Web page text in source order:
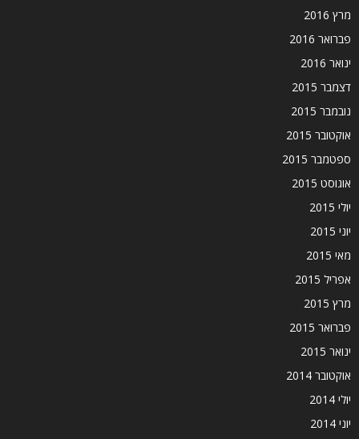
מרץ 2016
פברואר 2016
ינואר 2016
דצמבר 2015
נובמבר 2015
אוקטובר 2015
ספטמבר 2015
אוגוסט 2015
יולי 2015
יוני 2015
מאי 2015
אפריל 2015
מרץ 2015
פברואר 2015
ינואר 2015
אוקטובר 2014
יולי 2014
יוני 2014